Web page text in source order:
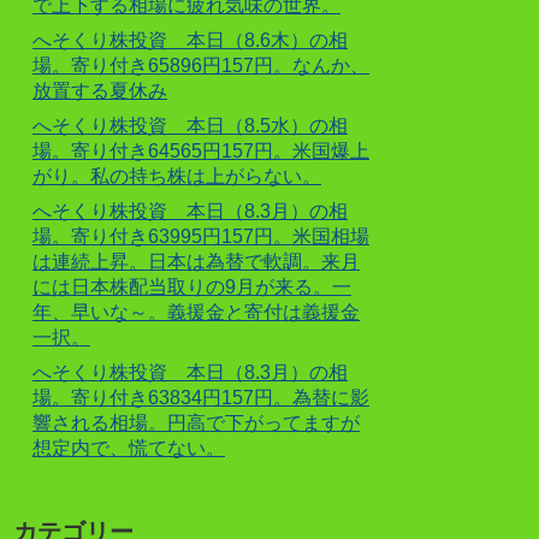
で上下する相場に疲れ気味の世界。
へそくり株投資 本日（8.6木）の相
場。寄り付き65896円157円。なんか、
放置する夏休み
へそくり株投資 本日（8.5水）の相
場。寄り付き64565円157円。米国爆上
がり。私の持ち株は上がらない。
へそくり株投資 本日（8.3月）の相
場。寄り付き63995円157円。米国相場
は連続上昇。日本は為替で軟調。来月
には日本株配当取りの9月が来る。一
年、早いな～。義援金と寄付は義援金
一択。
へそくり株投資 本日（8.3月）の相
場。寄り付き63834円157円。為替に影
響される相場。円高で下がってますが
想定内で、慌てない。
カテゴリー